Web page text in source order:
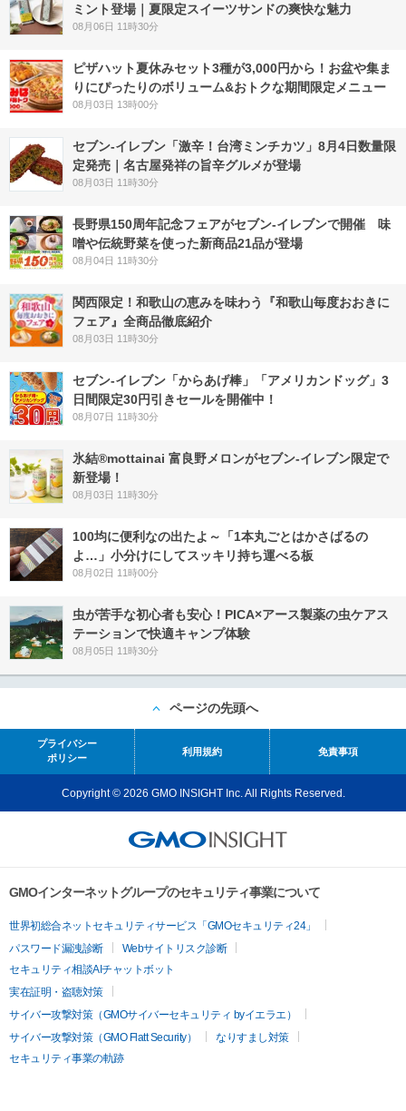
ミント登場｜夏限定スイーツサンドの爽快な魅力
08月06日 11時30分
ピザハット夏休みセット3種が3,000円から！お盆や集ま
りにぴったりのボリューム&おトクな期間限定メニュー
08月03日 13時00分
セブン-イレブン「激辛！台湾ミンチカツ」8月4日数量限
定発売｜名古屋発祥の旨辛グルメが登場
08月03日 11時30分
長野県150周年記念フェアがセブン-イレブンで開催 味
噌や伝統野菜を使った新商品21品が登場
08月04日 11時30分
関西限定！和歌山の恵みを味わう『和歌山毎度おおきに
フェア』全商品徹底紹介
08月03日 11時30分
セブン‐イレブン「からあげ棒」「アメリカンドッグ」3
日間限定30円引きセールを開催中！
08月07日 11時30分
氷結®mottainai 富良野メロンがセブン‐イレブン限定で
新登場！
08月03日 11時30分
100均に便利なの出たよ～「1本丸ごとはかさばるの
よ…」小分けにしてスッキリ持ち運べる板
08月02日 11時00分
虫が苦手な初心者も安心！PICA×アース製薬の虫ケアス
テーションで快適キャンプ体験
08月05日 11時30分
ページの先頭へ
プライバシー
ポリシー
利用規約 免責事項
Copyright © 2026 GMO INSIGHT Inc. All Rights Reserved.
GMOインターネットグループのセキュリティ事業について
世界初総合ネットセキュリティサービス「GMOセキュリティ24」
パスワード漏洩診断
Webサイトリスク診断
セキュリティ相談AIチャットボット
実在証明・盗聴対策
サイバー攻撃対策（GMOサイバーセキュリティ byイエラエ）
サイバー攻撃対策（GMO Flatt Security）
なりすまし対策
セキュリティ事業の軌跡